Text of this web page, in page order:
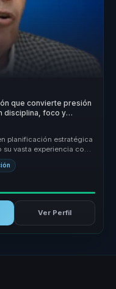
que convierte presión
disciplina, foco y
planificación estratégica
vasta experiencia con
Ver Perfil